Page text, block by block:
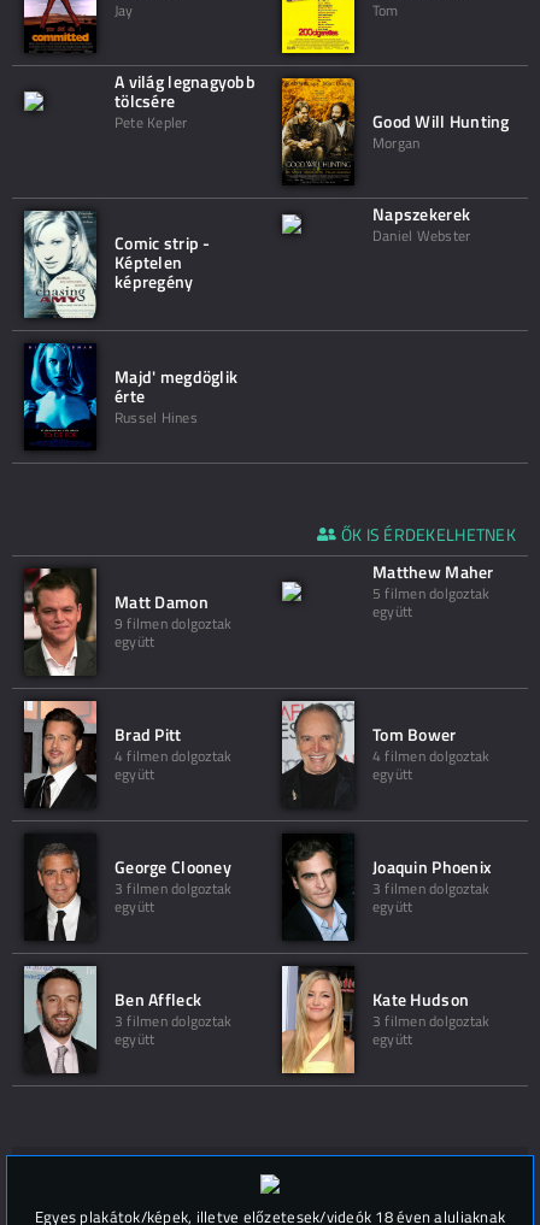
Jay Tom
A világ legnagyobb
tölcsére
Pete Kepler Good Will Hunting
Morgan
Comic strip -
Képtelen
képregény
Napszekerek
Daniel Webster
Majd' megdöglik
érte
Russel Hines
ŐK IS ÉRDEKELHETNEK
Matt Damon
9 filmen dolgoztak
együtt
Matthew Maher
5 filmen dolgoztak
együtt
Brad Pitt
4 filmen dolgoztak
együtt
Tom Bower
4 filmen dolgoztak
együtt
George Clooney
3 filmen dolgoztak
együtt
Joaquin Phoenix
3 filmen dolgoztak
együtt
Ben Affleck
3 filmen dolgoztak
együtt
Kate Hudson
3 filmen dolgoztak
együtt
Hozzászólások (
Egyes plakátok/képek, illetve előzetesek/videók 18 éven aluliaknak